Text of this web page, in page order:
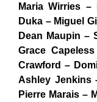
Maria Wirries
Duka – Miguel
Dean Maupin –
Grace
Crawford –
Ashley Jenkins
Pierre Marais –